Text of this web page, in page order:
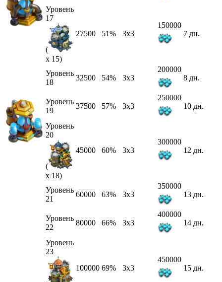
Уровень
17
(
x 15)
27500 51% 3x3
150000
7 дн.
Уровень
18
32500 54% 3x3
200000
8 дн.
Уровень
19
37500 57% 3x3
250000
10 дн.
Уровень
20
(
x 18)
45000 60% 3x3
300000
12 дн.
Уровень
21
60000 63% 3x3
350000
13 дн.
Уровень
22
80000 66% 3x3
400000
14 дн.
Уровень
23
100000 69% 3x3
450000
15 дн.